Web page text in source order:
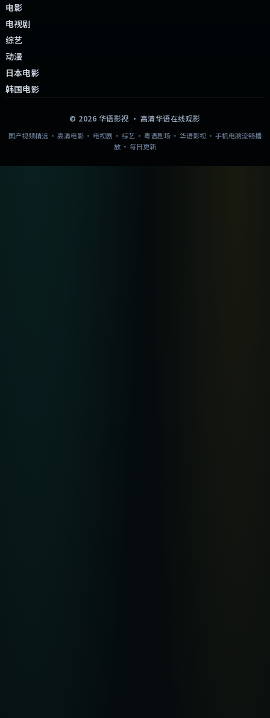
电影
电视剧
综艺
动漫
日本电影
韩国电影
© 2026 华语影视 · 高清华语在线观影
国产视频精选 · 高清电影 · 电视剧 · 综艺 · 粤语剧场 · 华语影视 · 手机电脑流畅播
放 · 每日更新